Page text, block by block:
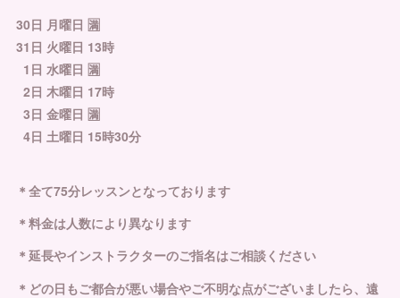
30日 月曜日 🈵
31日 火曜日 13時
1日 水曜日 🈵
2日 木曜日 17時
3日 金曜日 🈵
4日 土曜日 15時30分
＊全て75分レッスンとなっております
＊料金は人数により異なります
＊延長やインストラクターのご指名はご相談ください
＊どの日もご都合が悪い場合やご不明な点がございましたら、遠